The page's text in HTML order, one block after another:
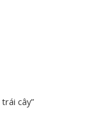
cây”